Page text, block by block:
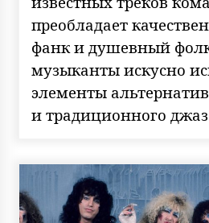
преобладает
фанк и душевный
музыканты искусно
элементы
и традиционного